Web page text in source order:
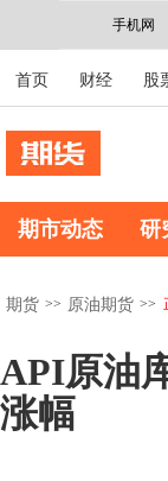
手机网
首页 财经 股
期市动态 研
期货 >> 原油期货 >>
API原油
涨幅